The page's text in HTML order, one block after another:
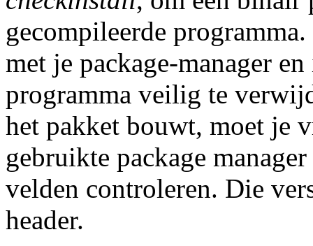
gecompileerde
met je package-manager
programma veilig te
het pakket bouwt, moet je
gebruikte package
velden controleren. Die
header.